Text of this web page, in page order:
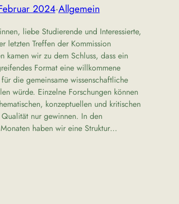
2024·Allgemein
liebe Studierende und Interessierte,
letzten Treffen der Kommission
kamen wir zu dem Schluss, dass ein
Format eine willkommene
die gemeinsame wissenschaftliche
würde. Einzelne Forschungen können
konzeptuellen und kritischen
nur gewinnen. In den
haben wir eine Struktur…